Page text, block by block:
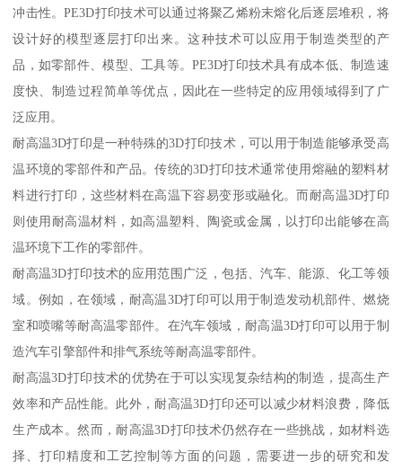
冲击性。PE3D打印技术可以通过将聚乙烯粉末熔化后逐层堆积，将
设计好的模型逐层打印出来。这种技术可以应用于制造类型的产
品，如零部件、模型、工具等。PE3D打印技术具有成本低、制造速
度快、制造过程简单等优点，因此在一些特定的应用领域得到了广
泛应用。
耐高温3D打印是一种特殊的3D打印技术，可以用于制造能够承受高
温环境的零部件和产品。传统的3D打印技术通常使用熔融的塑料材
料进行打印，这些材料在高温下容易变形或融化。而耐高温3D打印
则使用耐高温材料，如高温塑料、陶瓷或金属，以打印出能够在高
温环境下工作的零部件。
耐高温3D打印技术的应用范围广泛，包括、汽车、能源、化工等领
域。例如，在领域，耐高温3D打印可以用于制造发动机部件、燃烧
室和喷嘴等耐高温零部件。在汽车领域，耐高温3D打印可以用于制
造汽车引擎部件和排气系统等耐高温零部件。
耐高温3D打印技术的优势在于可以实现复杂结构的制造，提高生产
效率和产品性能。此外，耐高温3D打印还可以减少材料浪费，降低
生产成本。然而，耐高温3D打印技术仍然存在一些挑战，如材料选
择、打印精度和工艺控制等方面的问题，需要进一步的研究和发